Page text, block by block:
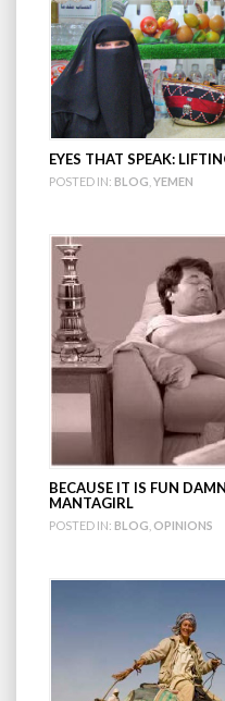
EYES THAT SPEAK:
POSTED IN: BLOG YEMEN
BECAUSE IT IS FUN
MANTAGIRL
POSTED IN: BLOG OPINIONS